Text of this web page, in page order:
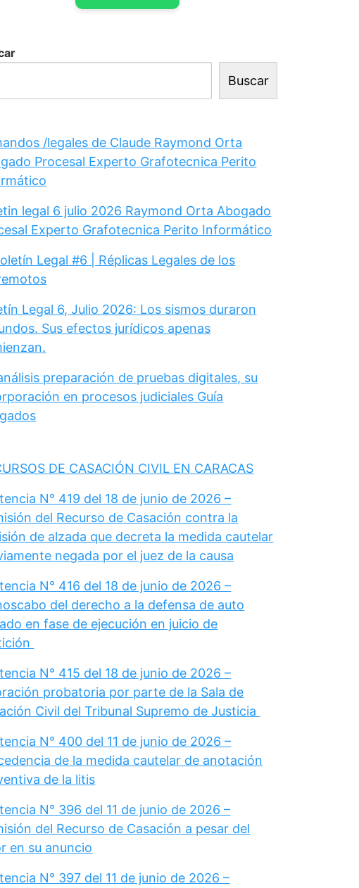
Buscar
/legales de Claude Raymond Orta
Procesal Experto Grafotecnica Perito
legal 6 julio 2026 Raymond Orta Abogado
Experto Grafotecnica Perito Informático
Legal #6 | Réplicas Legales de los
Legal 6, Julio 2026: Los sismos duraron
Sus efectos jurídicos apenas
preparación de pruebas digitales, su
en procesos judiciales Guía
DE CASACIÓN CIVIL EN CARACAS
N° 419 del 18 de junio de 2026 –
del Recurso de Casación contra la
de alzada que decreta la medida cautelar
negada por el juez de la causa
N° 416 del 18 de junio de 2026 –
del derecho a la defensa de auto
en fase de ejecución en juicio de
N° 415 del 18 de junio de 2026 –
probatoria por parte de la Sala de
Civil del Tribunal Supremo de Justicia
N° 400 del 11 de junio de 2026 –
de la medida cautelar de anotación
de la litis
N° 396 del 11 de junio de 2026 –
del Recurso de Casación a pesar del
en su anuncio
N° 397 del 11 de junio de 2026 –